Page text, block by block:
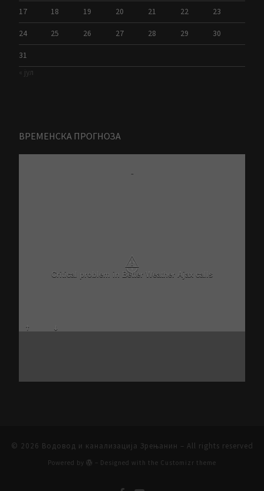
17 18 19 20 21 22 23
24 25 26 27 28 29 30
31
« јул
ВРЕМЕНСКА ПРОГНОЗА
-
⚠
Critical problem in Better Weather Ajax calls
© 2026 Водовод и канализација Зрењанин – All rights reserved
Powered by – Designed with the Customizr theme